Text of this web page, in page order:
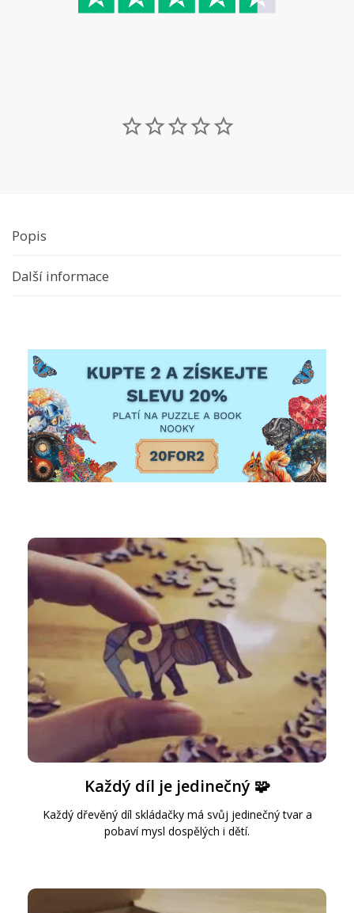
Popis
Další informace
Každý díl je jedinečný 🧩
Každý dřevěný díl skládačky má svůj jedinečný tvar a
pobaví mysl dospělých i dětí.